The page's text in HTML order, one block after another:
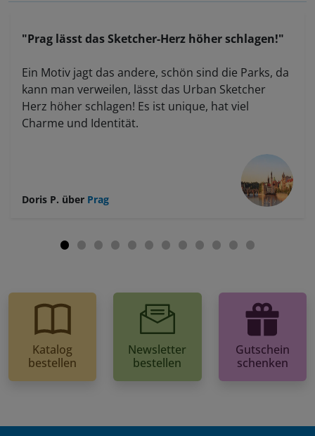
"Prag lässt das Sketcher-Herz höher schlagen!"
Ein Motiv jagt das andere, schön sind die Parks, da
kann man verweilen, lässt das Urban Sketcher
Herz höher schlagen! Es ist unique, hat viel
Charme und Identität.
Doris P. über Prag
Katalog
bestellen
Newsletter
bestellen
Gutschein
schenken